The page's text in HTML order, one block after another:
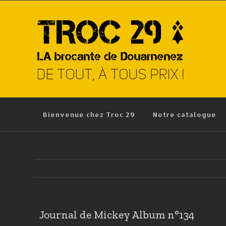
Bienvenue chez Troc 29 Notre catalogue
Journal de Mickey Album n°134